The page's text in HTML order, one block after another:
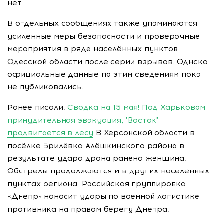
нет.
В отдельных сообщениях также упоминаются
усиленные меры безопасности и проверочные
мероприятия в ряде населённых пунктов
Одесской области после серии взрывов. Однако
официальные данные по этим сведениям пока
не публиковались.
Ранее писали: Сводка на 15 мая! Под Харьковом
принудительная эвакуация, "Восток"
продвигается в лесу В Херсонской области в
посёлке Брилёвка Алёшкинского района в
результате удара дрона ранена женщина.
Обстрелы продолжаются и в других населённых
пунктах региона. Российская группировка
«Днепр» наносит удары по военной логистике
противника на правом берегу Днепра.